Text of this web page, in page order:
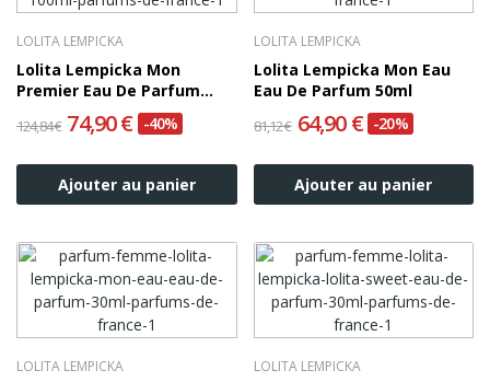
LOLITA LEMPICKA
Lolita Lempicka Mon
Premier Eau De Parfum
124,84 € 74,90 € -40%
Ajouter au panier
LOLITA LEMPICKA
Lolita Lempicka Mon Eau
Eau De Parfum 50ml
81,12 € 64,90 € -20%
Ajouter au panier
LOLITA LEMPICKA LOLITA LEMPICKA